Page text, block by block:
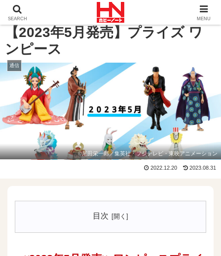
ホーム 【2023年5月発売】プライズ ワンピース
【2023年5月発売】プライズ ワ
ンピース
通信
©尾田栄一郎／集英社・フジテレビ・東映アニメーション
2022.12.20 2023.08.31
目次
SEARCH MENU